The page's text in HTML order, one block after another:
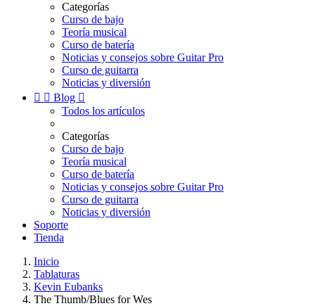
Categorías
Curso de bajo
Teoría musical
Curso de batería
Noticias y consejos sobre Guitar Pro
Curso de guitarra
Noticias y diversión
  Blog 
Todos los artículos
Categorías
Curso de bajo
Teoría musical
Curso de batería
Noticias y consejos sobre Guitar Pro
Curso de guitarra
Noticias y diversión
Soporte
Tienda
Inicio
Tablaturas
Kevin Eubanks
The Thumb/Blues for Wes